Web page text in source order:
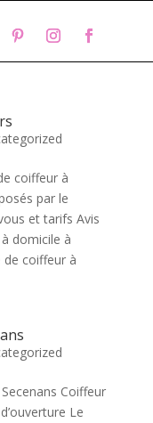
coiffeur à
par le
et tarifs Avis
domicile à
de coiffeur à
Coiffeur
Le